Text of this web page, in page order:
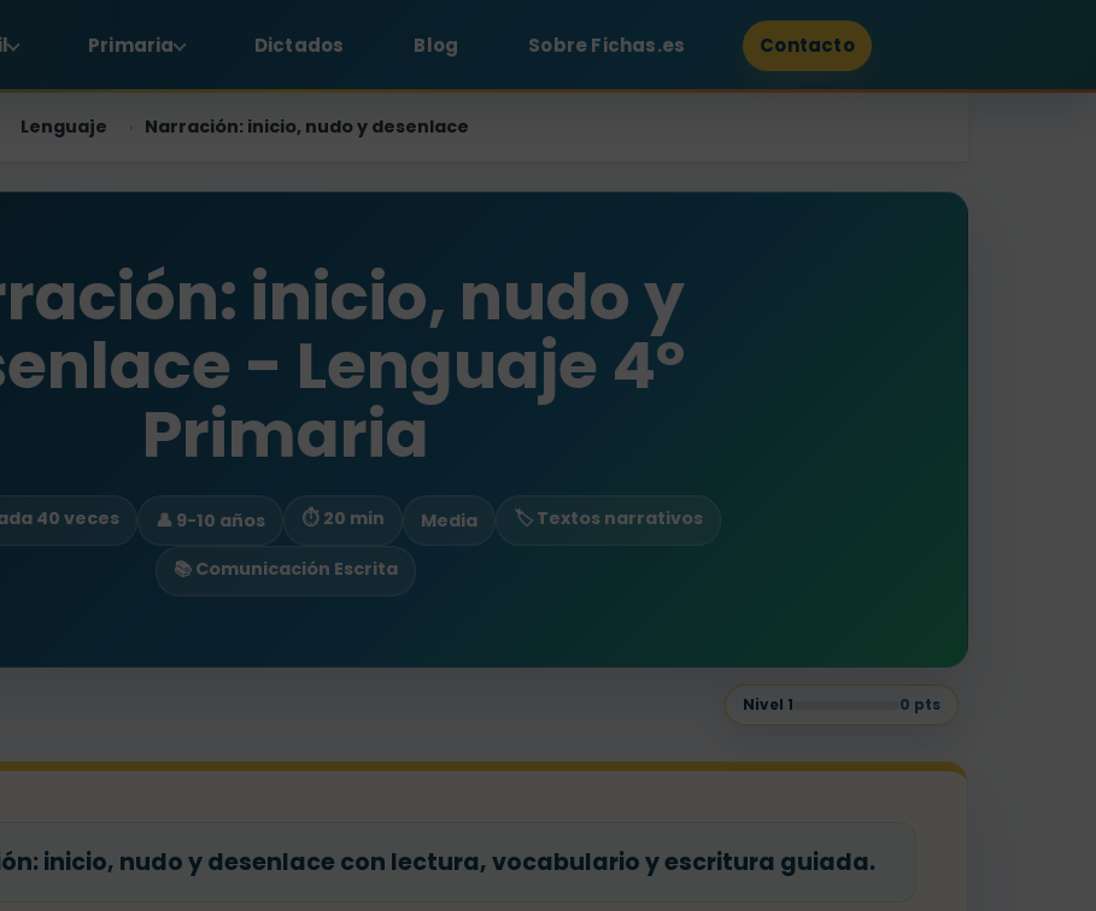
Primaria Dictados Blog Sobre Fichas.es Contacto
Lenguaje › Narración: inicio, nudo y desenlace
inicio, nudo y
- Lenguaje 4º
Primaria
40 veces 👤 9-10 años ⏱ 20 min Media 🏷️ Textos narrativos
📚 Comunicación Escrita
Nivel 1 0 pts
inicio, nudo y desenlace con lectura, vocabulario y escritura guiada.